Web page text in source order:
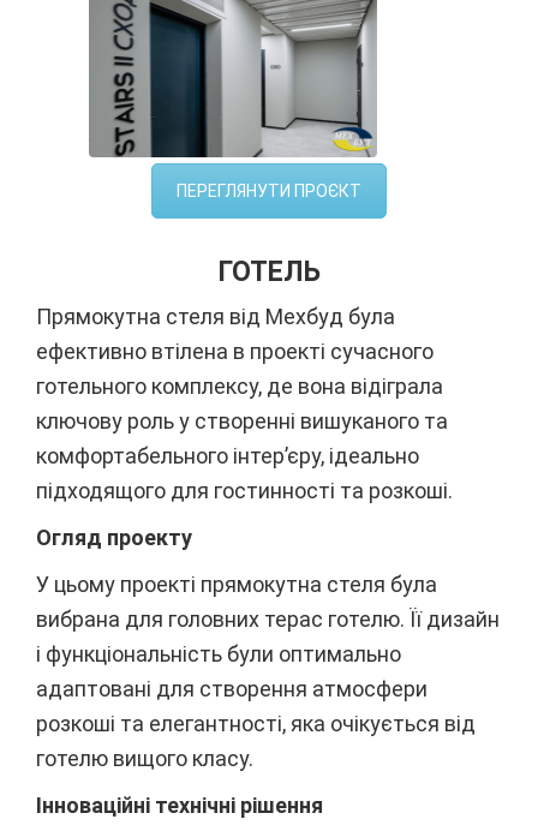
ПЕРЕГЛЯНУТИ ПРОЄКТ
ГОТЕЛЬ
Прямокутна стеля від Мехбуд була
ефективно втілена в проекті сучасного
готельного комплексу, де вона відіграла
ключову роль у створенні вишуканого та
комфортабельного інтер’єру, ідеально
підходящого для гостинності та розкоші.
Огляд проекту
У цьому проекті прямокутна стеля була
вибрана для головних терас готелю. Її дизайн
і функціональність були оптимально
адаптовані для створення атмосфери
розкоші та елегантності, яка очікується від
готелю вищого класу.
Інноваційні технічні рішення